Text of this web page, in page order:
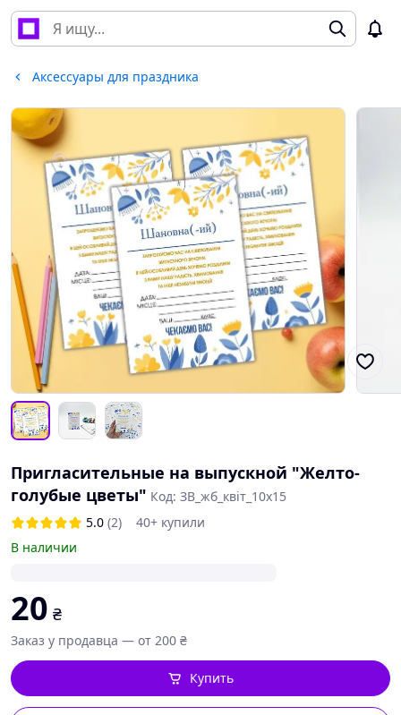
Аксессуары для праздника
Пригласительные на выпускной "Желто-
голубые цветы" Код: ЗВ_жб_квіт_10х15
5.0 (2)
40+ купили
В наличии
20 ₴
Заказ у продавца — от 200 ₴
Купить